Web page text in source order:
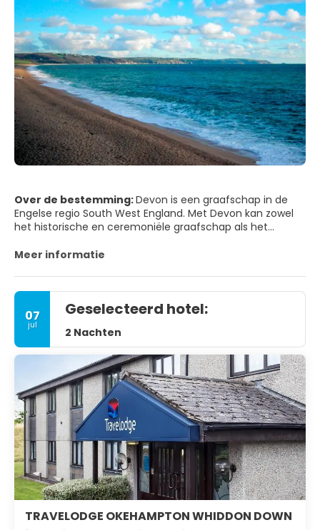
Over de bestemming:Devon is een graafschap in de
Engelse regio South West England. Met Devon kan zowel
het historische en ceremoniële graafschap als het
Meer informatie
07
jul
Geselecteerd hotel:
2 Nachten
TRAVELODGE OKEHAMPTON WHIDDON DOWN